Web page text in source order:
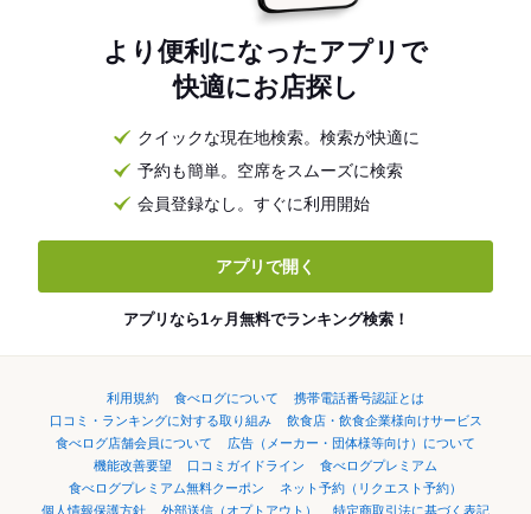
より便利になったアプリで
快適にお店探し
クイックな現在地検索。検索が快適に
予約も簡単。空席をスムーズに検索
会員登録なし。すぐに利用開始
アプリで開く
アプリなら1ヶ月無料でランキング検索！
利用規約 食べログについて
携帯電話番号認証とは
口コミ・ランキングに対する取り組み
飲食店・飲食企業様向けサービス
食べログ店舗会員について
広告（メーカー・団体様等向け）について
機能改善要望
口コミガイドライン
食べログプレミアム
食べログプレミアム無料クーポン
ネット予約（リクエスト予約）
個人情報保護方針
外部送信（オプトアウト） 特定商取引法に基づく表記